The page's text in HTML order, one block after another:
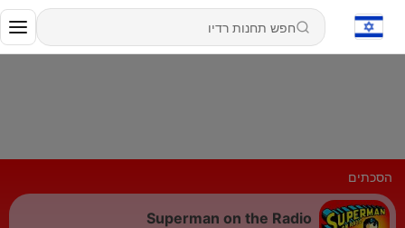
הסכתים
Superman on the Radio